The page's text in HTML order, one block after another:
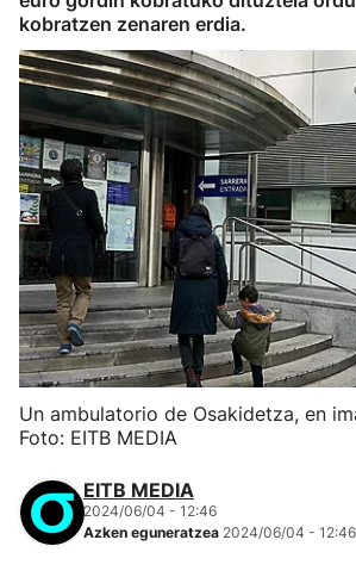
kobratzen zenaren erdia.
Un ambulatorio de Osakidetza, en
Foto: EITB MEDIA
EITB MEDIA
2024/06/04 - 12:46
Azken eguneratzea 2024/06/04 - 12:46